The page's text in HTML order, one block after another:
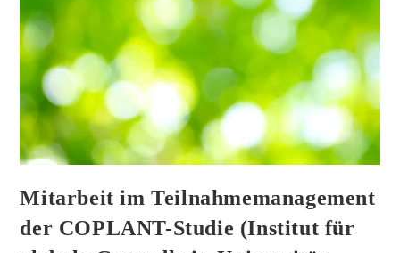
Mitarbeit im Teilnahmemanagement
der COPLANT-Studie (Institut für